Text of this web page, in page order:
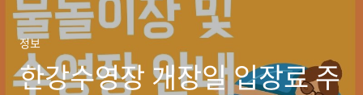
정보
한강수영장 개장일 입장료 주